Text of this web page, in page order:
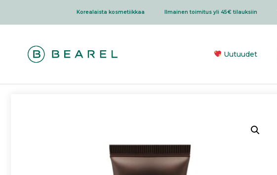
Korealaista kosmetiikkaa Ilmainen toimitus yli 45€ tilauksiin
Uutuudet